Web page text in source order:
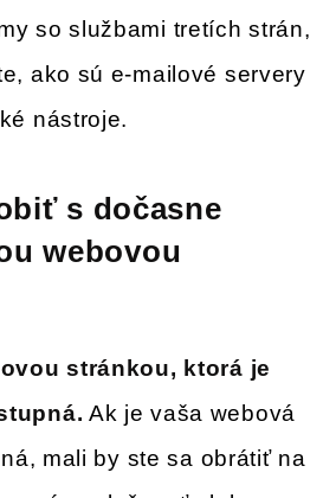
so službami tretích strán,
ako sú e-mailové servery
nástroje.
s dočasne
webovou
stránkou, ktorá je
Ak je vaša webová
mali by ste sa obrátiť na